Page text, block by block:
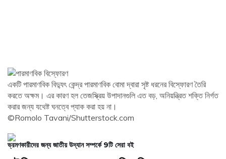
একটি পারমাণবিক বিদ্যুৎ কেন্দ্র পারমাণবিক বোমা দ্বারা সৃষ্ট ধরনের বিস্ফোরণ তৈরি
করতে অক্ষম। এর কারণ হল তেজস্ক্রিয় উপাদানগুলি এত বড়, অনিয়ন্ত্রিত শক্তি নির্গত
করার জন্য যথেষ্ট ঘনত্বে প্যাক করা হয় না।
©Romolo Tavani/Shutterstock.com
ভ্রমণকারীদের জন্য জাতীয় উদ্যান সম্পর্কে 9টি সেরা বই